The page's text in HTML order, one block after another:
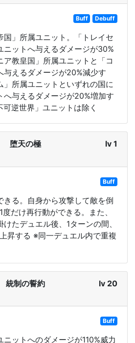
Buff Debuff
国」所属ユニット。「トレイセ
ニットへ与えるダメージが30%
ア教皇国」所属ユニットと「コ
与えるダメージが20%減少す
」所属ユニットといずれの国に
へ与えるダメージが20%増加す
逆世界」ユニットは除く
堕天の極 lv 1
Buff
きる。自身から攻撃して敵を倒
だけ再行動ができる。また、
たデュエル後、1ターンの間、
昇する ※同一デュエル内で重複
統制の誓約 lv 20
Buff
ットへのダメージが110%威力